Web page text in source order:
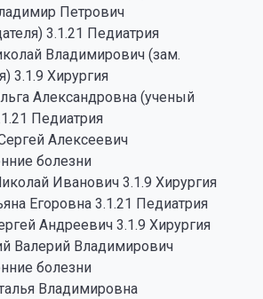
Петрович
3.1.21 Педиатрия
Владимирович (зам.
3.1.9 Хирургия
Александровна (ученый
Педиатрия
Алексеевич
болезни
Иванович 3.1.9 Хирургия
Егоровна 3.1.21 Педиатрия
Андреевич 3.1.9 Хирургия
Валерий Владимирович
болезни
Владимировна